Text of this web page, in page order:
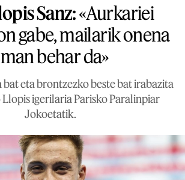
Sanz:«Aurkariei
gabe, mailarik onena
behar da»
eta brontzezko beste bat irabazita
igerilaria Parisko Paralinpiar
Jokoetatik.